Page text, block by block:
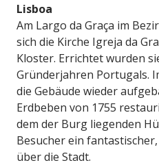
Lisboa
Am Largo da Graça im
sich die Kirche Igreja da
Kloster. Errichtet wurden
Gründerjahren Portugals.
die Gebäude wieder
Erdbeben von 1755
dem der Burg liegenden
Besucher ein
über die Stadt.